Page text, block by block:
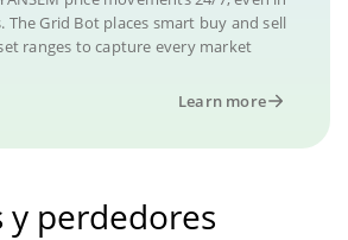
The Grid Bot places smart buy and sell
ranges to capture every market
Learn more
y perdedores